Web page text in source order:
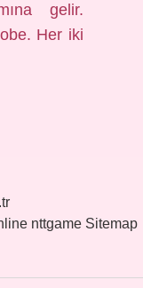
gelir.
Her iki
nttgame Sitemap